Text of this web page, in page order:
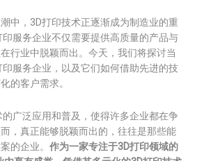
中，3D打印技术正逐渐成为制造业的重
服务企业不仅需要提供高质量的产品与
行业中脱颖而出。今天，我们将探讨当
服务企业，以及它们如何借助先进的技
的客户需求。
广泛应用和普及，使得许多企业都在争
，真正能够脱颖而出的，往往是那些能
的企业。 作为一家专注于3D打印领域的